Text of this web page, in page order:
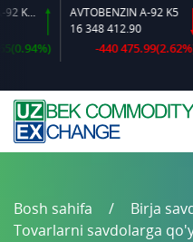
AVTOBENZIN A-92 K2-L
AVTOBENZIN A-92 K5
16 348 412.90
-440 475.99(2.62%)
Bosh sahifa
Birja
Tovarlarni savdolarga